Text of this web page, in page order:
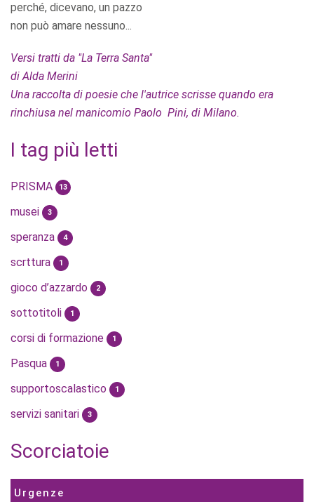
perché, dicevano, un pazzo
non può amare nessuno...
Versi tratti da "La Terra Santa"
di Alda Merini
Una raccolta di poesie che l'autrice scrisse quando era
rinchiusa nel manicomio Paolo Pini, di Milano.
I tag più letti
PRISMA 13
musei 3
speranza 4
scrttura 1
gioco d’azzardo 2
sottotitoli 1
corsi di formazione 1
Pasqua 1
supportoscalastico 1
servizi sanitari 3
Scorciatoie
Urgenze